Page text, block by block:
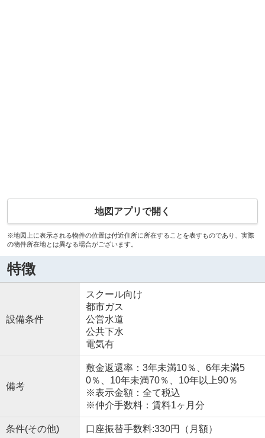
地図アプリで開く
※地図上に表示される物件の位置は付近住所に所在することを表すものであり、実際
の物件所在地とは異なる場合がございます。
特徴
設備条件
スクール向け
都市ガス
公営水道
公共下水
電気有
備考
敷金返還率：3年未満10％、6年未満5
0％、10年未満70％、10年以上90％
※表示金額：全て税込
※仲介手数料：賃料1ヶ月分
条件(その他) 口座振替手数料:330円（月額）